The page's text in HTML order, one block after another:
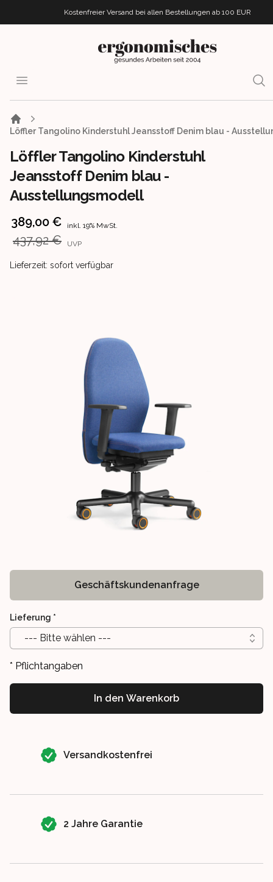
Kostenfreier Versand bei allen Bestellungen ab 100 EUR
ergonomisches.de
Open menu
Löffler Tangolino Kinderstuhl Jeansstoff Denim blau -
Löffler Tangolino Kinderstuhl
Jeansstoff Denim blau -
Ausstellungsmodell
Product information
389,00 € inkl. 19% MwSt.
437,92 € UVP
Product delivery information
Lieferzeit: sofort verfügbar
Geschäftskundenanfrage
Lieferung *
--- Bitte wählen ---
* Pflichtangaben
In den Warenkorb
Versandkostenfrei
2 Jahre Garantie